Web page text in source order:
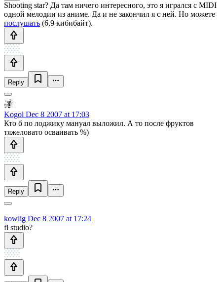
Shooting star? Да там ничего интересного, это я игрался с MIDI
одной мелодии из аниме. Да и не закончил я с ней. Но можете
послушать (6,9 кибибайт).
Reply
Kogol Dec 8 2007 at 17:03
Кто б по лоджику мануал выложил. А то после фруктов
тяжеловато осваивать %)
Reply
kowlig Dec 8 2007 at 17:24
fl studio?